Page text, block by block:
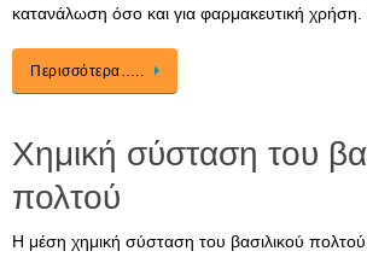
κατανάλωση όσο και για φαρμακευτική
Περισσότερα…..
Χημική σύσταση του
πολτού
Η μέση χημική σύσταση του βασιλικού πολτού,